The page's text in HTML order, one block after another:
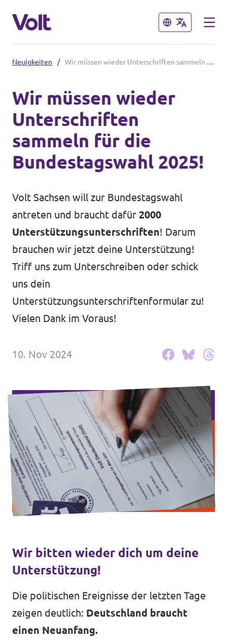
Schließen
Volt Leipzig
Volt Dresden
Volt Chemnitz
Volt Deutschland
Volt in deinem Bundesland
Volt Deutschland Merchandise Shop
Schließen
Programm
Über Volt
Neuigkeiten
Unsere Events
Presse
Volt vor Ort
Jobs bei Volt
Volt im Stadtrat Dresden
Transparenz
Impressum
Neuigkeiten / Wir müssen wieder Unterschriften sammeln für die Bundestagswahl 2025!
Wir müssen wieder
Unterschriften
sammeln für die
Bundestagswahl 2025!
Volt Sachsen will zur Bundestagswahl
antreten und braucht dafür 2000
Unterstützungsunterschriften! Darum
brauchen wir jetzt deine Unterstützung!
Triff uns zum Unterschreiben oder schick
uns dein
Unterstützungsunterschriftenformular zu!
Vielen Dank im Voraus!
10. Nov 2024
Wir bitten wieder dich um deine
Unterstützung!
Die politischen Ereignisse der letzten Tage
zeigen deutlich: Deutschland braucht
einen Neuanfang.